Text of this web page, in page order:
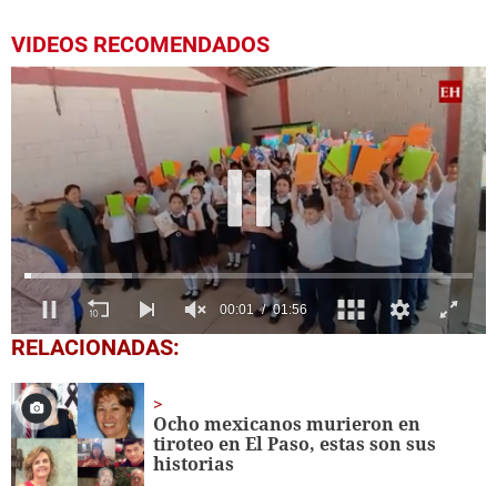
VIDEOS RECOMENDADOS
0
seconds
1
minute,
56
seconds
RELACIONADAS:
Ocho mexicanos murieron en
tiroteo en El Paso, estas son sus
historias